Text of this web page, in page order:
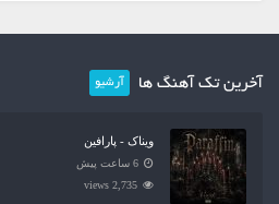
آخرین تک آهنگ ها آرشیو
ویناک - پارافین
6 ساعت پیش
2,735 views